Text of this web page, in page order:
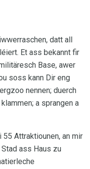
datt all
Et ass bekannt fir
Base, awer
soss kann Dir eng
nennen; duerch
a sprangen a
Attraktiounen, an mir
ass Haus zu